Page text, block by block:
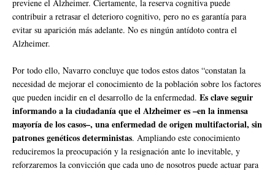
previene el Alzheimer. Ciertamente, la reserva cognitiva puede
contribuir a retrasar el deterioro cognitivo, pero no es garantía para
evitar su aparición más adelante. No es ningún antídoto contra el
Alzheimer.
Por todo ello, Navarro concluye que todos estos datos “constatan la
necesidad de mejorar el conocimiento de la población sobre los factores
que pueden incidir en el desarrollo de la enfermedad. Es clave seguir
informando a la ciudadanía que el Alzheimer es –en la inmensa
mayoría de los casos–, una enfermedad de origen multifactorial, sin
patrones genéticos deterministas. Ampliando este conocimiento
reduciremos la preocupación y la resignación ante lo inevitable, y
reforzaremos la convicción que cada uno de nosotros puede actuar para